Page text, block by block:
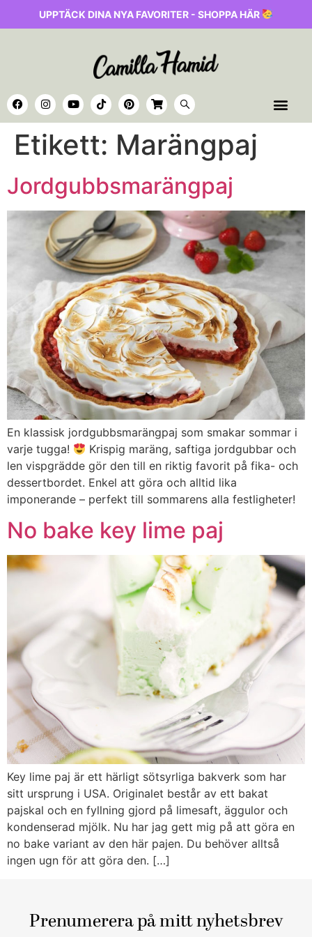
UPPTÄCK DINA NYA FAVORITER - SHOPPA HÄR
Etikett: Marängpaj
Jordgubbsmarängpaj
En klassisk jordgubbsmarängpaj som smakar sommar i
varje tugga!
Krispig maräng, saftiga jordgubbar och
len vispgrädde gör den till en riktig favorit på fika- och
dessertbordet. Enkel att göra och alltid lika
imponerande – perfekt till sommarens alla festligheter!
No bake key lime paj
Key lime paj är ett härligt sötsyrliga bakverk som har
sitt ursprung i USA. Originalet består av ett bakat
pajskal och en fyllning gjord på limesaft, äggulor och
kondenserad mjölk. Nu har jag gett mig på att göra en
no bake variant av den här pajen. Du behöver alltså
ingen ugn för att göra den. […]
Prenumerera på mitt nyhetsbrev